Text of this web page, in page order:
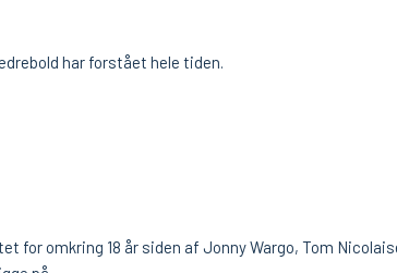
har forstået hele tiden.
for omkring 18 år siden af Jonny Wargo, Tom